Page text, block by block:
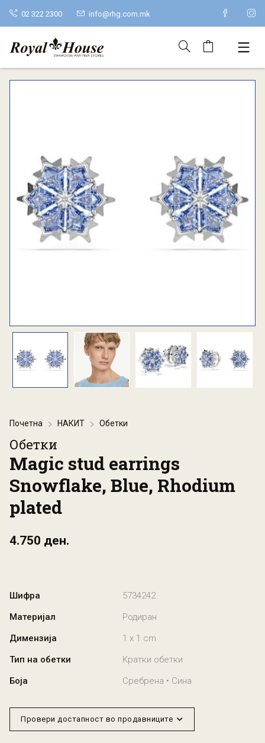
02 322 2300 info@rhg.com.mk
Почетна НАКИТ Обетки
Обетки
Magic stud earrings
Snowflake, Blue, Rhodium
plated
4.750 ден.
Шифра
5734242
Материјал
Родиран
Димензија
1 x 1 cm
Тип на обетки
Кратки обетки
Боја
Сребрена • Сина
Провери достапност во продавниците